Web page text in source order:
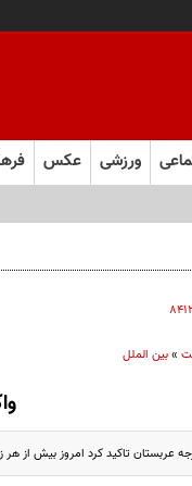
ورزشی عکس
»بین الملل
عربستان تاکید کرد امروز بیش از